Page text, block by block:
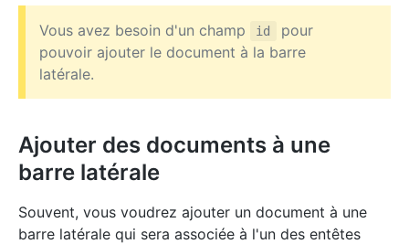
Vous avez besoin d'un champ id
pour
pouvoir ajouter le document à la barre
latérale.
Ajouter des documents à une
barre latérale
Souvent, vous voudrez ajouter un document à une
barre latérale qui sera associée à l'un des entêtes